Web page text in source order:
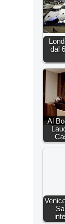
dal
Al